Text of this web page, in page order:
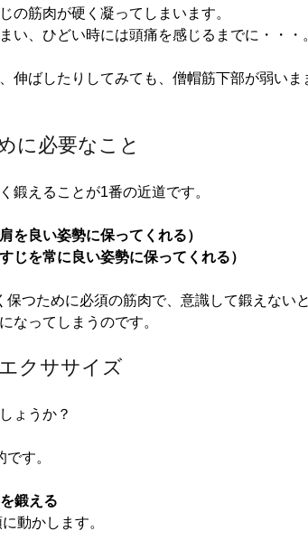
の筋肉が硬く凝ってしまいます。
い、ひどい時には頭痛を感じるまでに・・・
伸ばしたりしてみても、僧帽筋下部が弱いま
に必要なこと
鍛えることが1番の近道です。
を良い姿勢に保ってくれる）
じを常に良い姿勢に保ってくれる）
保つために必須の筋肉で、意識して鍛えない
なってしまうのです。
クササイズ
ょうか？
す。
鍛える
動かします。